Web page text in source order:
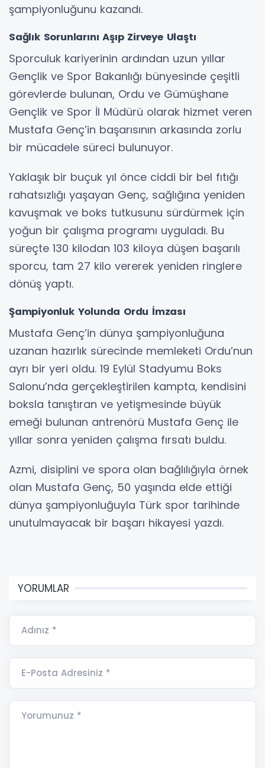
şampiyonluğunu kazandı.
Sağlık Sorunlarını Aşıp Zirveye Ulaştı
Sporculuk kariyerinin ardından uzun yıllar
Gençlik ve Spor Bakanlığı bünyesinde çeşitli
görevlerde bulunan, Ordu ve Gümüşhane
Gençlik ve Spor İl Müdürü olarak hizmet veren
Mustafa Genç’in başarısının arkasında zorlu
bir mücadele süreci bulunuyor.
Yaklaşık bir buçuk yıl önce ciddi bir bel fıtığı
rahatsızlığı yaşayan Genç, sağlığına yeniden
kavuşmak ve boks tutkusunu sürdürmek için
yoğun bir çalışma programı uyguladı. Bu
süreçte 130 kilodan 103 kiloya düşen başarılı
sporcu, tam 27 kilo vererek yeniden ringlere
dönüş yaptı.
Şampiyonluk Yolunda Ordu İmzası
Mustafa Genç’in dünya şampiyonluğuna
uzanan hazırlık sürecinde memleketi Ordu’nun
ayrı bir yeri oldu. 19 Eylül Stadyumu Boks
Salonu’nda gerçekleştirilen kampta, kendisini
boksla tanıştıran ve yetişmesinde büyük
emeği bulunan antrenörü Mustafa Genç ile
yıllar sonra yeniden çalışma fırsatı buldu.
Azmi, disiplini ve spora olan bağlılığıyla örnek
olan Mustafa Genç, 50 yaşında elde ettiği
dünya şampiyonluğuyla Türk spor tarihinde
unutulmayacak bir başarı hikayesi yazdı.
YORUMLAR
Adınız *
E-Posta Adresiniz *
Yorumunuz *